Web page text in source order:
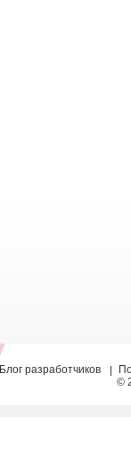
Блог разработчиков
©